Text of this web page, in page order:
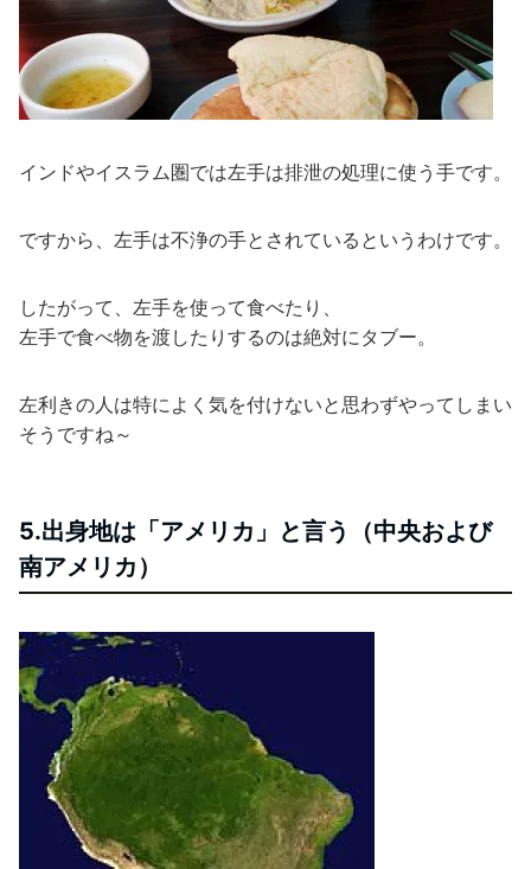
インドやイスラム圏では左手は排泄の処理に使う手です。
ですから、左手は不浄の手とされているというわけです。
したがって、左手を使って食べたり、
左手で食べ物を渡したりするのは絶対にタブー。
左利きの人は特によく気を付けないと思わずやってしまい
そうですね～
5.出身地は「アメリカ」と言う（中央および
南アメリカ）